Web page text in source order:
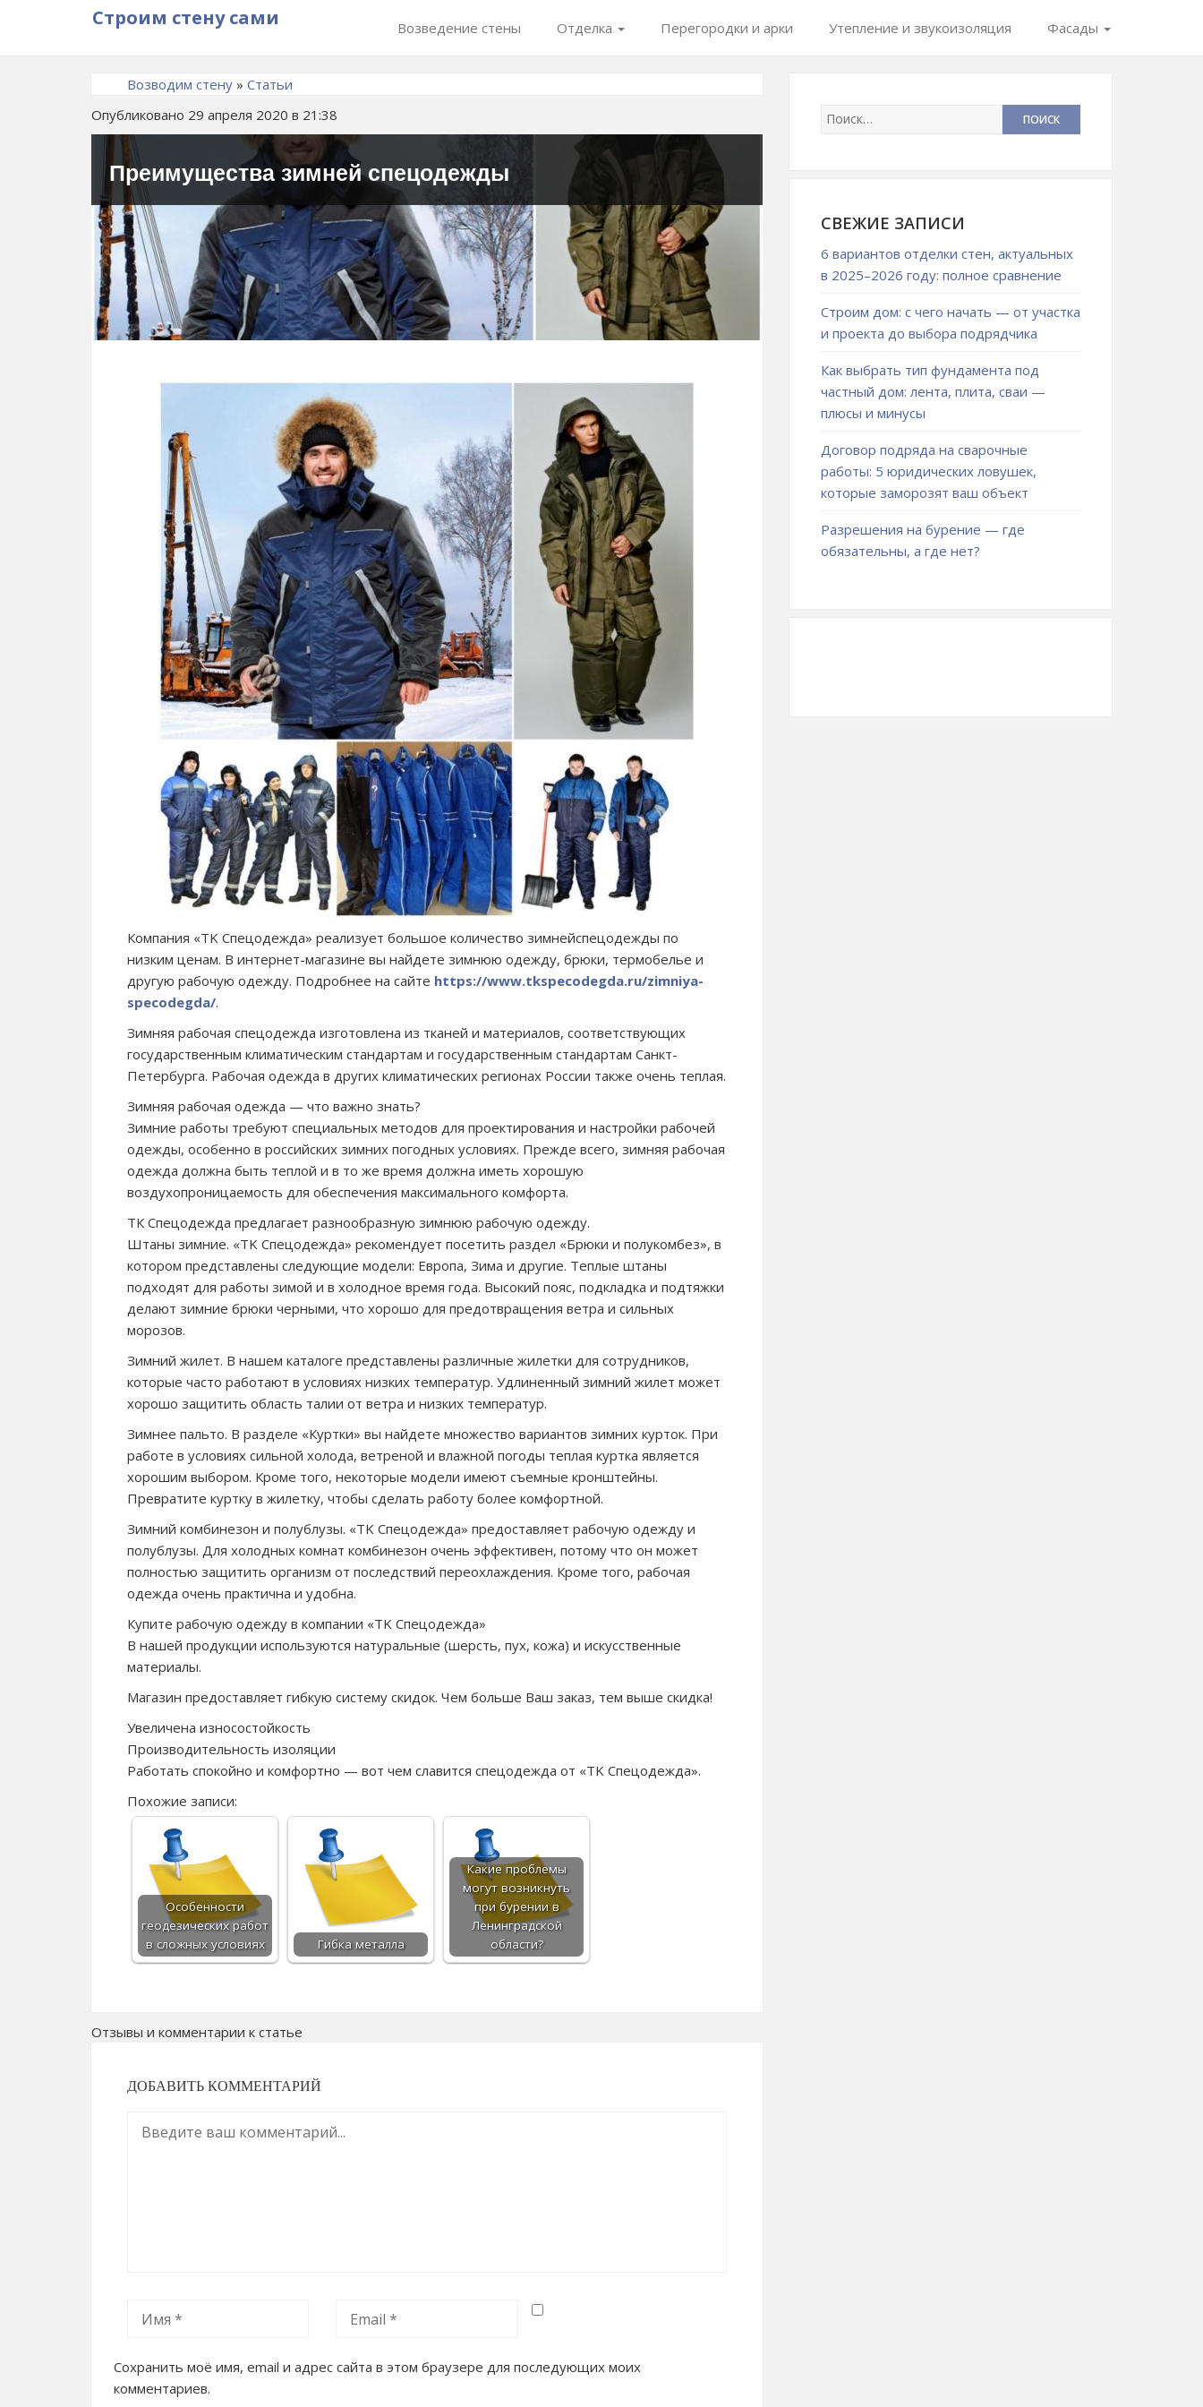
Строим стену сами Возведение стены Отделка Перегородки и арки Утепление и звукоизоляция Фасады
Возводим стену » Статьи
Опубликовано 29 апреля 2020 в 21:38
Преимущества зимней спецодежды
Компания «TK Спецодежда» реализует большое количество зимнейспецодежды по
низким ценам. В интернет-магазине вы найдете зимнюю одежду, брюки, термобелье и
другую рабочую одежду. Подробнее на сайте https://www.tkspecodegda.ru/zimniya-
specodegda/.
Зимняя рабочая спецодежда изготовлена из тканей и материалов, соответствующих
государственным климатическим стандартам и государственным стандартам Санкт-
Петербурга. Рабочая одежда в других климатических регионах России также очень теплая.
Зимняя рабочая одежда — что важно знать?
Зимние работы требуют специальных методов для проектирования и настройки рабочей
одежды, особенно в российских зимних погодных условиях. Прежде всего, зимняя рабочая
одежда должна быть теплой и в то же время должна иметь хорошую
воздухопроницаемость для обеспечения максимального комфорта.
ТК Спецодежда предлагает разнообразную зимнюю рабочую одежду.
Штаны зимние. «TK Спецодежда» рекомендует посетить раздел «Брюки и полукомбез», в
котором представлены следующие модели: Европа, Зима и другие. Теплые штаны
подходят для работы зимой и в холодное время года. Высокий пояс, подкладка и подтяжки
делают зимние брюки черными, что хорошо для предотвращения ветра и сильных
морозов.
Зимний жилет. В нашем каталоге представлены различные жилетки для сотрудников,
которые часто работают в условиях низких температур. Удлиненный зимний жилет может
хорошо защитить область талии от ветра и низких температур.
Зимнее пальто. В разделе «Куртки» вы найдете множество вариантов зимних курток. При
работе в условиях сильной холода, ветреной и влажной погоды теплая куртка является
хорошим выбором. Кроме того, некоторые модели имеют съемные кронштейны.
Превратите куртку в жилетку, чтобы сделать работу более комфортной.
Зимний комбинезон и полублузы. «TK Спецодежда» предоставляет рабочую одежду и
полублузы. Для холодных комнат комбинезон очень эффективен, потому что он может
полностью защитить организм от последствий переохлаждения. Кроме того, рабочая
одежда очень практична и удобна.
Купите рабочую одежду в компании «TK Спецодежда»
В нашей продукции используются натуральные (шерсть, пух, кожа) и искусственные
материалы.
Магазин предоставляет гибкую систему скидок. Чем больше Ваш заказ, тем выше скидка!
Увеличена износостойкость
Производительность изоляции
Работать спокойно и комфортно — вот чем славится спецодежда от «TK Спецодежда».
Похожие записи:
Особенности
геодезических работ
в сложных условиях
Гибка металла
Какие проблемы
могут возникнуть
при бурении в
Ленинградской
области?
Отзывы и комментарии к статье
ДОБАВИТЬ КОММЕНТАРИЙ
Сохранить моё имя, email и адрес сайта в этом браузере для последующих моих
комментариев.
СВЕЖИЕ ЗАПИСИ
6 вариантов отделки стен, актуальных
в 2025–2026 году: полное сравнение
Строим дом: с чего начать — от участка
и проекта до выбора подрядчика
Как выбрать тип фундамента под
частный дом: лента, плита, сваи —
плюсы и минусы
Договор подряда на сварочные
работы: 5 юридических ловушек,
которые заморозят ваш объект
Разрешения на бурение — где
обязательны, а где нет?